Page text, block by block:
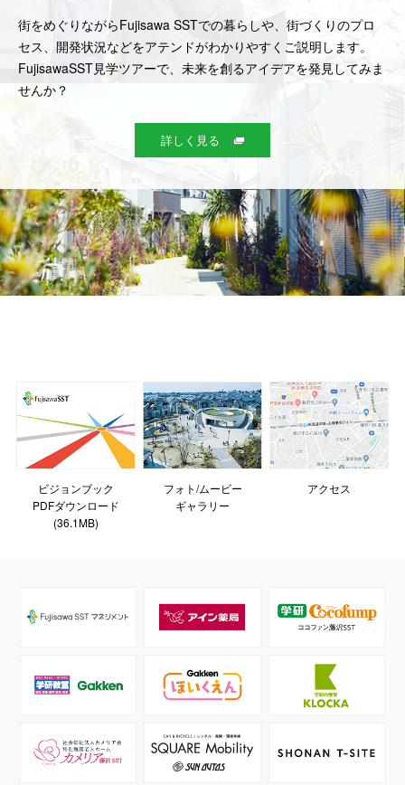
街をめぐりながらFujisawa SSTでの暮らしや、街づくりのプロ
セス、開発状況などをアテンドがわかりやすくご説明します。
FujisawaSST見学ツアーで、未来を創るアイデアを発見してみま
せんか？
詳しく見る
ビジョンブック
PDFダウンロード
(36.1MB)
フォト/ムービー
ギャラリー
アクセス